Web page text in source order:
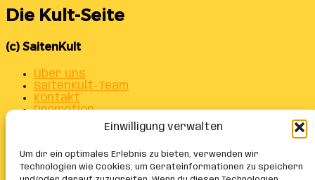
Einwilligung verwalten
Um dir ein optimales Erlebnis zu bieten, verwenden wir
Technologien wie Cookies, um Geräteinformationen zu speichern
Die Kult-Seite
(c) SaitenKult
Über uns
SaitenKult-Team
Kontakt
Promotion
Datenschutz
Cookie-Richtlinie (EU)